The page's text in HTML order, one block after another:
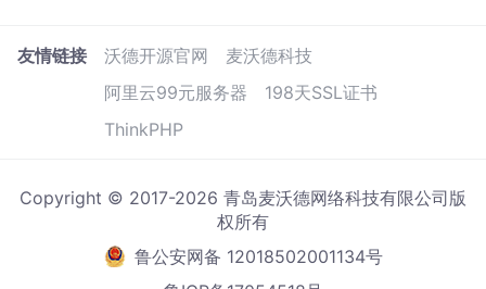
友情链接 沃德开源官网
麦沃德科技
阿里云99元服务器
198天SSL证书
ThinkPHP
Copyright © 2017-2026 青岛麦沃德网络科技有限公司版
权所有
鲁公安网备 12018502001134号